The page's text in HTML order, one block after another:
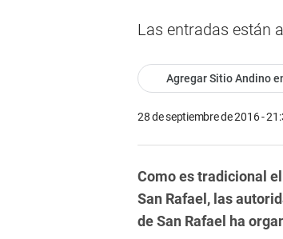
Las entradas están
Agregar Sitio Andino
28 de septiembre de 2016 -
Como es tradicional
San Rafael, las
de San Rafael ha